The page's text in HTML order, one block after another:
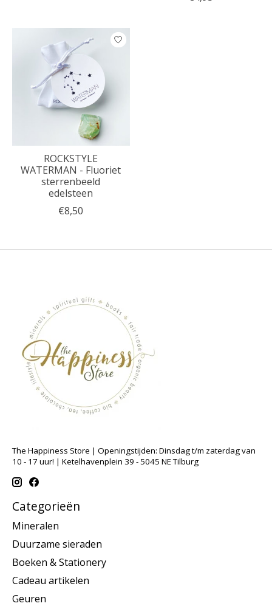
ROCKSTYLE
WATERMAN - Fluoriet
sterrenbeeld
edelsteen
€8,50
The Happiness Store | Openingstijden: Dinsdag t/m zaterdag van
10 - 17 uur! | Ketelhavenplein 39 - 5045 NE Tilburg
Categorieën
Mineralen
Duurzame sieraden
Boeken & Stationery
Cadeau artikelen
Geuren